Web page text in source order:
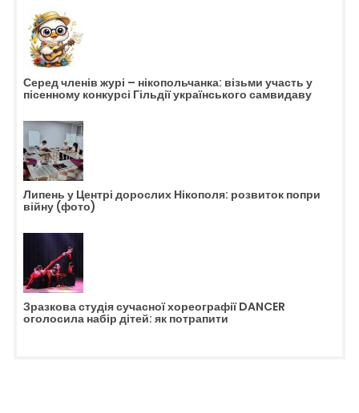
Серед членів журі – нікопольчанка: візьми участь у
пісенному конкурсі Гільдії українського самвидаву
Липень у Центрі дорослих Нікополя: розвиток попри
війну (фото)
Зразкова студія сучасної хореографії DANCER
оголосила набір дітей: як потрапити